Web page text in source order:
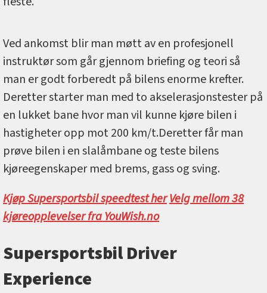
Ved ankomst blir man møtt av en profesjonell
instruktør som går gjennom briefing og teori så
man er godt forberedt på bilens enorme krefter.
Deretter starter man med to akselerasjonstester på
en lukket bane hvor man vil kunne kjøre bilen i
hastigheter opp mot 200 km/t.Deretter får man
prøve bilen i en slalåmbane og teste bilens
kjøreegenskaper med brems, gass og sving.
Kjøp Supersportsbil speedtest herVelg mellom 38
kjøreopplevelser fra YouWish.no
Supersportsbil Driver
Experience